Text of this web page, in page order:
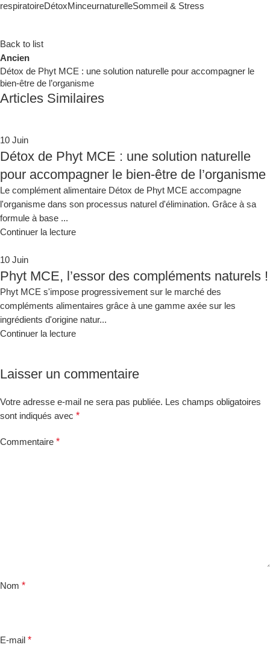
respiratoireDétoxMinceurnaturelleSommeil & Stress
Back to list
Ancien
Détox de Phyt MCE : une solution naturelle pour accompagner le
bien-être de l’organisme
Articles Similaires
10 Juin
Détox de Phyt MCE : une solution naturelle
pour accompagner le bien-être de l’organisme
Le complément alimentaire Détox de Phyt MCE accompagne
l'organisme dans son processus naturel d'élimination. Grâce à sa
formule à base ...
Continuer la lecture
10 Juin
Phyt MCE, l’essor des compléments naturels !
Phyt MCE s'impose progressivement sur le marché des
compléments alimentaires grâce à une gamme axée sur les
ingrédients d'origine natur...
Continuer la lecture
Laisser un commentaire
Votre adresse e-mail ne sera pas publiée. Les champs obligatoires
sont indiqués avec *
Commentaire *
Nom *
E-mail *